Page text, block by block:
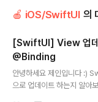
🍎 iOS/SwiftUI 의
[SwiftUI] View 업
@Binding
안녕하세요 제인입니다 :)
으로 업데이트 하는지 알아